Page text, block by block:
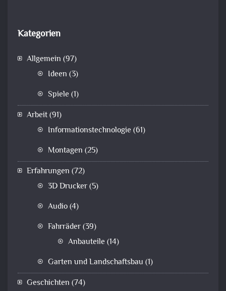
Kategorien
Allgemein (97)
Ideen (3)
Spiele (1)
Arbeit(91)
Informationstechnologie (61)
Montagen (25)
Erfahrungen (72)
3D Drucker(5)
Audio(4)
Fahrräder(39)
Anbauteile (14)
Garten und Landschaftsbau (1)
Geschichten (74)